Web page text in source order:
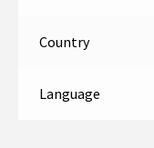
Country
Language